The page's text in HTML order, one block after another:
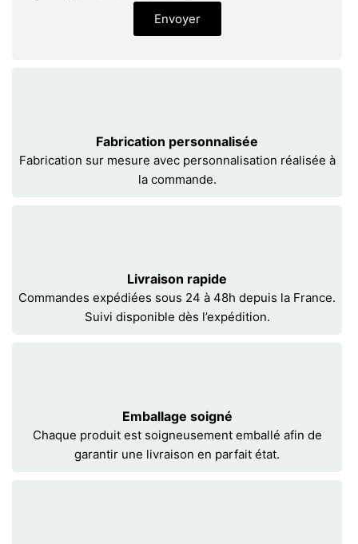
Envoyer
Fabrication personnalisée
Fabrication sur mesure avec personnalisation réalisée à
la commande.
Livraison rapide
Commandes expédiées sous 24 à 48h depuis la France.
Suivi disponible dès l’expédition.
Emballage soigné
Chaque produit est soigneusement emballé afin de
garantir une livraison en parfait état.